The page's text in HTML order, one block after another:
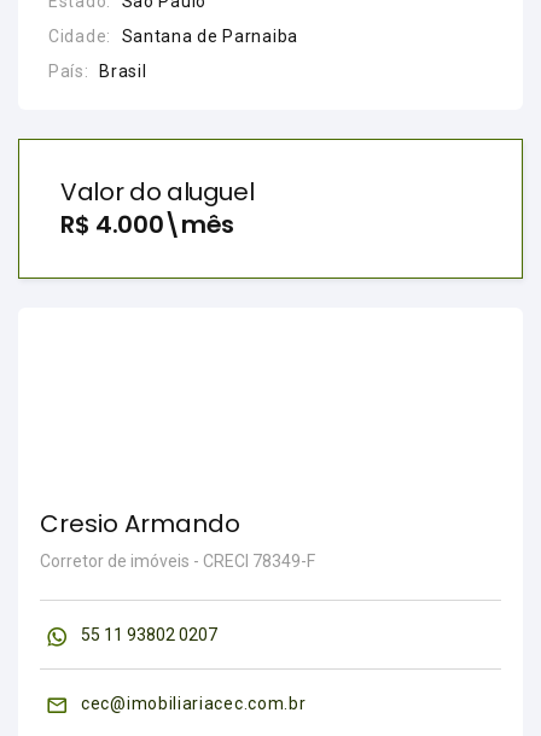
Cidade:
Santana de Parnaiba
País:
Brasil
Valor do aluguel
R$ 4.000\mês
Cresio Armando
Corretor de imóveis - CRECI 78349-F
55 11 93802 0207
cec@imobiliariacec.com.br